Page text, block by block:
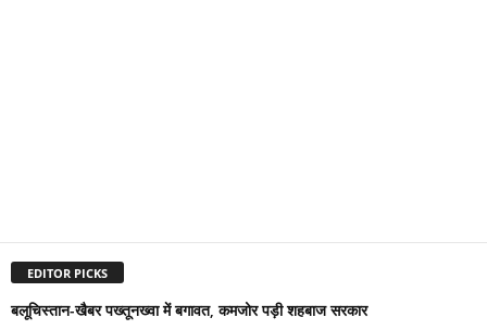
EDITOR PICKS
बलूचिस्तान-खैबर पख्तूनख्वा में बगावत, कमजोर पड़ी शहबाज सरकार